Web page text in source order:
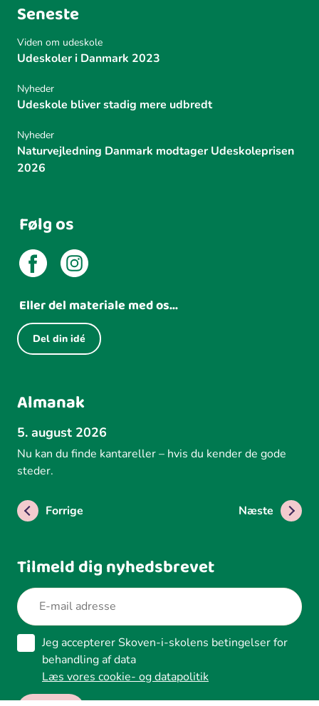
Seneste
Viden om udeskole
Udeskoler i Danmark 2023
Nyheder
Udeskole bliver stadig mere udbredt
Nyheder
Naturvejledning Danmark modtager Udeskoleprisen
2026
Følg os
Eller del materiale med os...
Del din idé
Almanak
5. august 2026
Nu kan du finde kantareller – hvis du kender de gode
steder.
Forrige Næste
Tilmeld dig nyhedsbrevet
Jeg accepterer Skoven-i-skolens betingelser for
behandling af data
Læs vores cookie- og datapolitik